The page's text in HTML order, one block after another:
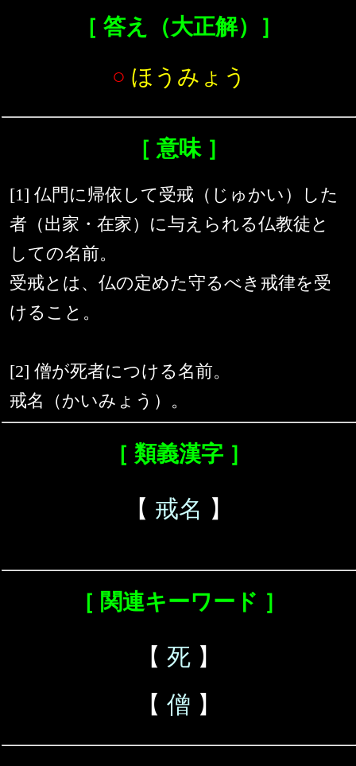
［ 答え（大正解）］
○ ほうみょう
［ 意味 ］
[1] 仏門に帰依して受戒（じゅかい）した
者（出家・在家）に与えられる仏教徒と
しての名前。
受戒とは、仏の定めた守るべき戒律を受
けること。
[2] 僧が死者につける名前。
戒名（かいみょう）。
［ 類義漢字 ］
【 戒名 】
［ 関連キーワード ］
【 死 】
【 僧 】